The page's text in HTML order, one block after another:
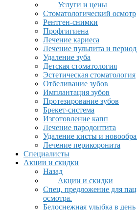
Услуги и цены
Стоматологический осмотр
Рентген-снимки
Профгигиена
Лечение кариеса
Лечение пульпита и
Удаление зуба
Детская стоматология
Эстетическая стоматология
Отбеливание зубов
Имплантация зубов
Протезирование зубов
Брекет-система
Изготовление капп
Лечение пародонтита
Удаление кисты и
Лечение перикоронита
Специалисты
Акции и скидки
Назад
Акции и скидки
Спец. предложение для
осмотра.
Белоснежная улыбка в